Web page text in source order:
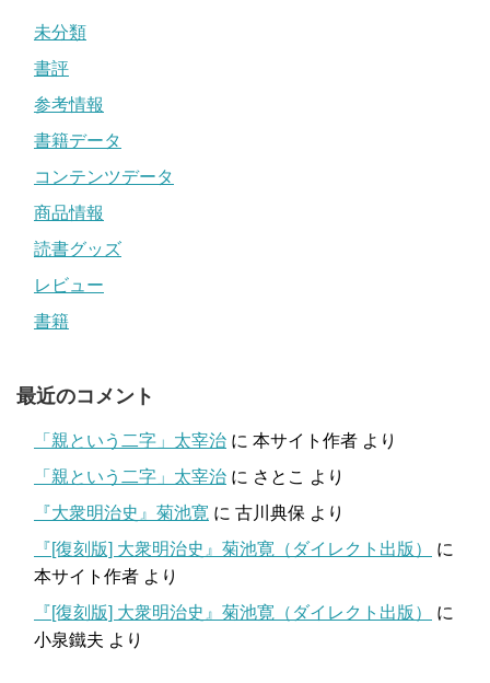
未分類
書評
参考情報
書籍データ
コンテンツデータ
商品情報
読書グッズ
レビュー
書籍
最近のコメント
「親という二字」太宰治 に 本サイト作者 より
「親という二字」太宰治 に さとこ より
『大衆明治史』菊池寛 に 古川典保 より
『[復刻版] 大衆明治史』菊池寛（ダイレクト出版）
に
本サイト作者 より
『[復刻版] 大衆明治史』菊池寛（ダイレクト出版）
に
小泉鐵夫 より